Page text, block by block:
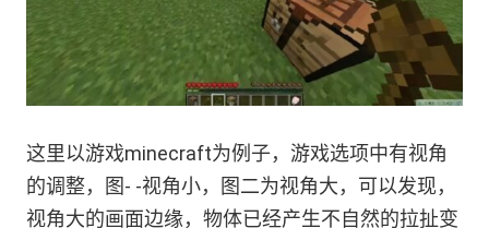
这里以游戏minecraft为例子，游戏选项中有视角
的调整，图- -视角小，图二为视角大，可以发现，
视角大的画面边缘，物体已经产生不自然的拉扯变